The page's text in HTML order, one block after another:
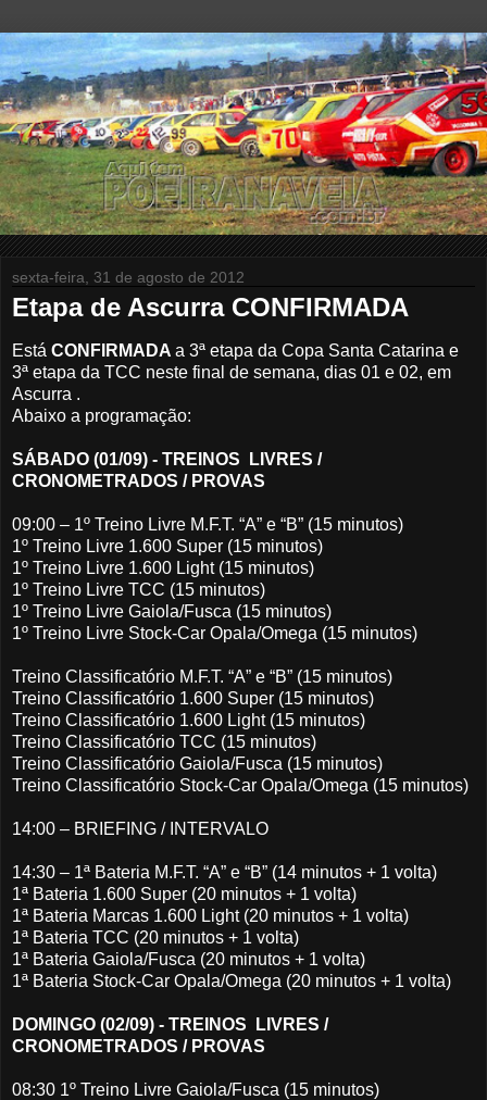
sexta-feira, 31 de agosto de 2012
Etapa de Ascurra CONFIRMADA
Está CONFIRMADA a 3ª etapa da Copa Santa Catarina e
3ª etapa da TCC neste final de semana, dias 01 e 02, em
Ascurra .
Abaixo a programação:
SÁBADO (01/09) - TREINOS LIVRES /
CRONOMETRADOS / PROVAS
09:00 – 1º Treino Livre M.F.T. “A” e “B” (15 minutos)
1º Treino Livre 1.600 Super (15 minutos)
1º Treino Livre 1.600 Light (15 minutos)
1º Treino Livre TCC (15 minutos)
1º Treino Livre Gaiola/Fusca (15 minutos)
1º Treino Livre Stock-Car Opala/Omega (15 minutos)
Treino Classificatório M.F.T. “A” e “B” (15 minutos)
Treino Classificatório 1.600 Super (15 minutos)
Treino Classificatório 1.600 Light (15 minutos)
Treino Classificatório TCC (15 minutos)
Treino Classificatório Gaiola/Fusca (15 minutos)
Treino Classificatório Stock-Car Opala/Omega (15 minutos)
14:00 – BRIEFING / INTERVALO
14:30 – 1ª Bateria M.F.T. “A” e “B” (14 minutos + 1 volta)
1ª Bateria 1.600 Super (20 minutos + 1 volta)
1ª Bateria Marcas 1.600 Light (20 minutos + 1 volta)
1ª Bateria TCC (20 minutos + 1 volta)
1ª Bateria Gaiola/Fusca (20 minutos + 1 volta)
1ª Bateria Stock-Car Opala/Omega (20 minutos + 1 volta)
DOMINGO (02/09) - TREINOS LIVRES /
CRONOMETRADOS / PROVAS
08:30 1º Treino Livre Gaiola/Fusca (15 minutos)